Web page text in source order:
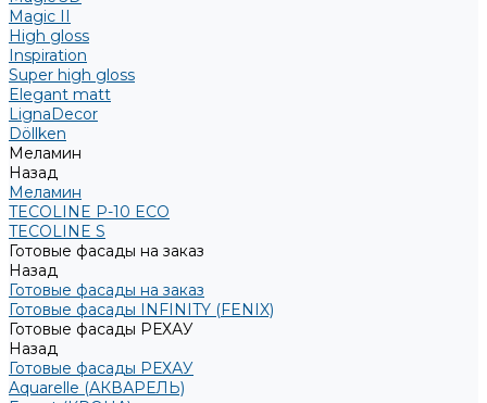
Magic II
High gloss
Inspiration
Super high gloss
Elegant matt
LignaDecor
Döllken
Меламин
Назад
Меламин
TECOLINE P-10 ECO
TECOLINE S
Готовые фасады на заказ
Назад
Готовые фасады на заказ
Готовые фасады INFINITY (FENIX)
Готовые фасады РЕХАУ
Назад
Готовые фасады РЕХАУ
Aquarelle (АКВАРЕЛЬ)